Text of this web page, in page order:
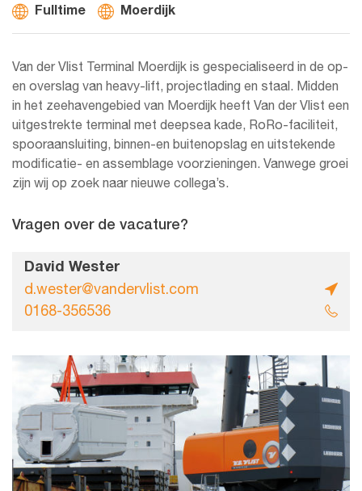
Fulltime Moerdijk
Van der Vlist Terminal Moerdijk is gespecialiseerd in de op-
en overslag van heavy-lift, projectlading en staal. Midden
in het zeehavengebied van Moerdijk heeft Van der Vlist een
uitgestrekte terminal met deepsea kade, RoRo-faciliteit,
spooraansluiting, binnen-en buitenopslag en uitstekende
modificatie- en assemblage voorzieningen. Vanwege groei
zijn wij op zoek naar nieuwe collega’s.
Vragen over de vacature?
David Wester
d.wester@vandervlist.com
0168-356536